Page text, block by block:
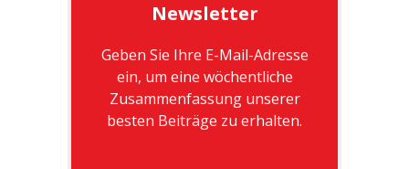
Newsletter
Geben Sie Ihre E-Mail-Adresse
ein, um eine wöchentliche
Zusammenfassung unserer
besten Beiträge zu erhalten.